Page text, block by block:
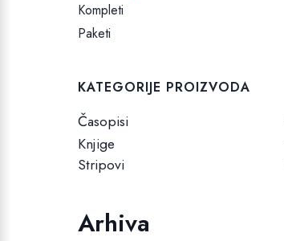
Kompleti
Paketi
KATEGORIJE PROIZVODA
Časopisi
Knjige
Stripovi
Arhiva